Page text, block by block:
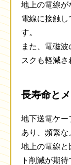
地上の電線が
電線に接触し
す。
また、電磁
スクも軽減さ
長寿命と
地下送電ケー
あり、頻繁な
地上の電線と
ト削減が期待